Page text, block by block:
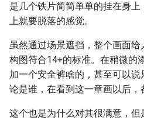
是几个铁片简简单单的挂在身
上就要脱落的感觉。
虽然通过场景遮挡，整个画面
构图符合14+的标准。在稍微的
加一个安全裤啥的，甚至可以
论是谁，在看到这一章画以后，
这个也是为什么对其很满意，但